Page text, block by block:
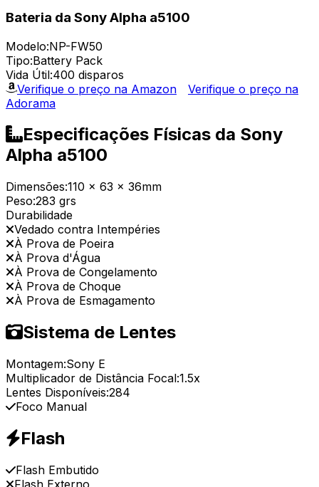
Bateria da Sony Alpha a5100
Modelo:NP-FW50
Tipo:Battery Pack
Vida Útil:400 disparos
Verifique o preço na Amazon
Verifique o preço na
Adorama
Especificações Físicas da Sony
Alpha a5100
Dimensões:110 x 63 x 36mm
Peso:283 grs
Durabilidade
Vedado contra Intempéries
À Prova de Poeira
À Prova d'Água
À Prova de Congelamento
À Prova de Choque
À Prova de Esmagamento
Sistema de Lentes
Montagem:Sony E
Multiplicador de Distância Focal:1.5x
Lentes Disponíveis:284
Foco Manual
Flash
Flash Embutido
Flash Externo